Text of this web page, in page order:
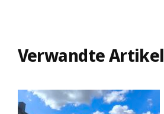
Verwandte Artikel